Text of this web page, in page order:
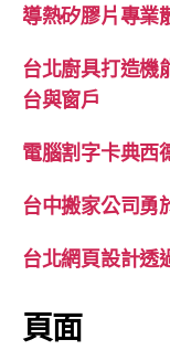
導熱矽膠片專業
台北廚具打造機
台與窗戶
電腦割字卡典西
台中搬家公司勇
台北網頁設計透
頁面